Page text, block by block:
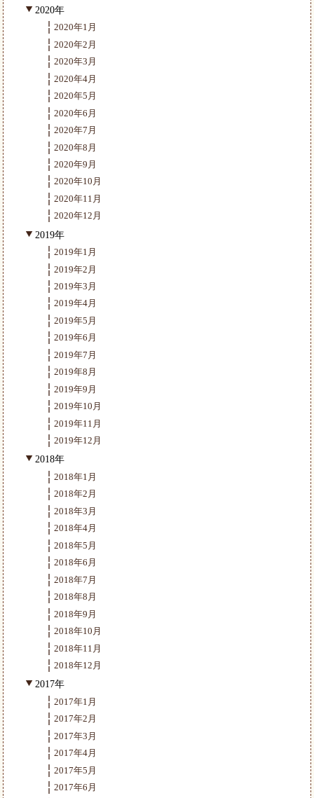
2020年
2020年1月
2020年2月
2020年3月
2020年4月
2020年5月
2020年6月
2020年7月
2020年8月
2020年9月
2020年10月
2020年11月
2020年12月
2019年
2019年1月
2019年2月
2019年3月
2019年4月
2019年5月
2019年6月
2019年7月
2019年8月
2019年9月
2019年10月
2019年11月
2019年12月
2018年
2018年1月
2018年2月
2018年3月
2018年4月
2018年5月
2018年6月
2018年7月
2018年8月
2018年9月
2018年10月
2018年11月
2018年12月
2017年
2017年1月
2017年2月
2017年3月
2017年4月
2017年5月
2017年6月